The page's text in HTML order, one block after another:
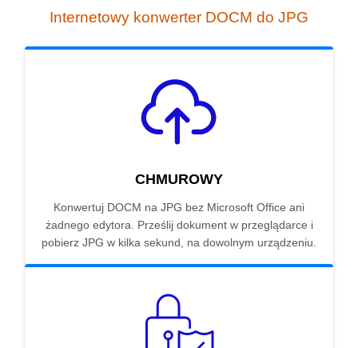
Internetowy konwerter DOCM do JPG
CHMUROWY
Konwertuj DOCM na JPG bez Microsoft Office ani
żadnego edytora. Prześlij dokument w przeglądarce i
pobierz JPG w kilka sekund, na dowolnym urządzeniu.